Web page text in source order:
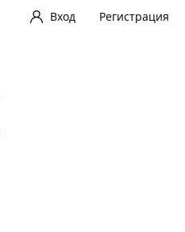
Вход Регистрация